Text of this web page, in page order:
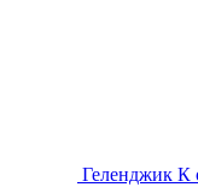
Геленджик К